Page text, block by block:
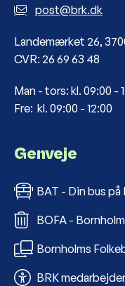
post@brk.dk
Landemærket 26,
CVR: 26 69 63 48
Man - tors: kl. 09:00 -
Fre: kl. 09:00 - 12:00
Genveje
BAT - Din bus på
BOFA -
Bornholms
BRK